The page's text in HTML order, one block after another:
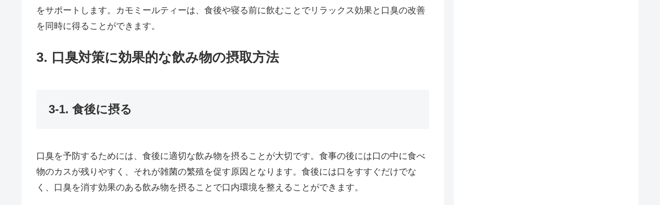
をサポートします。カモミールティーは、食後や寝る前に飲むことでリラックス効果と口臭の改善
を同時に得ることができます。
3. 口臭対策に効果的な飲み物の摂取方法
3-1. 食後に摂る
口臭を予防するためには、食後に適切な飲み物を摂ることが大切です。食事の後には口の中に食べ
物のカスが残りやすく、それが雑菌の繁殖を促す原因となります。食後には口をすすぐだけでな
く、口臭を消す効果のある飲み物を摂ることで口内環境を整えることができます。